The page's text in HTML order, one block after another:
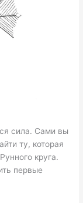
сила. Сами вы
ту, которая
круга.
первые